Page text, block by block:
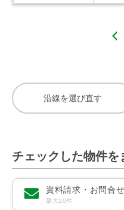
沿線を選び直す
チェックした物件を
資料請求・お問合せ
最大20件